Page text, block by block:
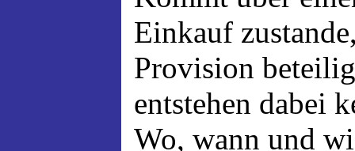
Einkauf
Provision
entstehen dabei
Wo, wann und